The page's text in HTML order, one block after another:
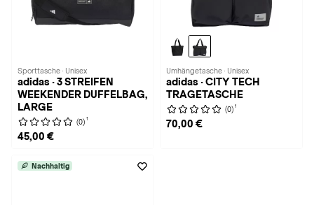
Sporttasche · Unisex
adidas · 3 STREIFEN
WEEKENDER DUFFELBAG,
LARGE
(0) 1
45,00 €
Umhängetasche · Unisex
adidas · CITY TECH
TRAGETASCHE
(0) 1
70,00 €
Nachhaltig